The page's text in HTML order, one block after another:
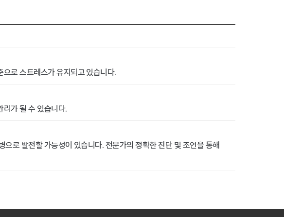
로 스트레스가 유지되고 있습니다.
리가 될 수 있습니다.
로 발전할 가능성이 있습니다. 전문가의 정확한 진단 및 조언을 통해